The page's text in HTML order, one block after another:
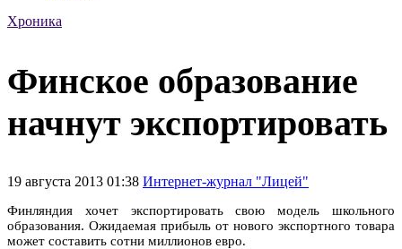
Хроника
Финское образование
начнут экспортировать
19 августа 2013 01:38 Интернет-журнал "Лицей"
Финляндия хочет экспортировать свою модель школьного
образования. Ожидаемая прибыль от нового экспортного товара
может составить сотни миллионов евро.